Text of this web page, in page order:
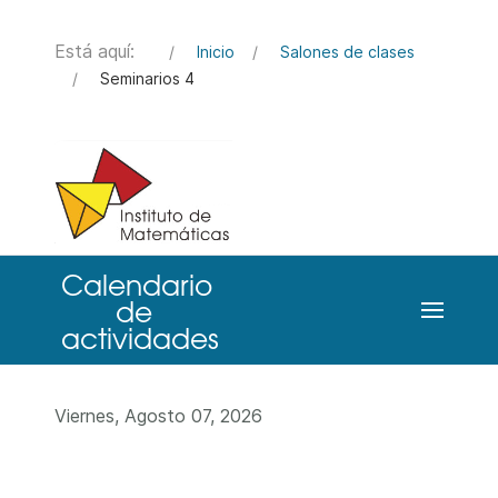
Está aquí: Inicio
Salones de clases
Seminarios 4
Viernes, Agosto 07, 2026